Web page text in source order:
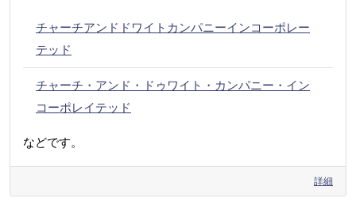
チャーチアンドドワイトカンパニーインコーポレー
テッド
チャーチ・アンド・ドゥワイト・カンパニー・イン
コーポレイテッド
などです。
詳細